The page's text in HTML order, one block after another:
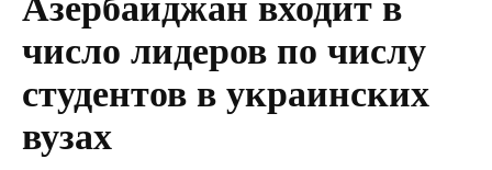
число лидеров по числу
студентов в украинских
вузах